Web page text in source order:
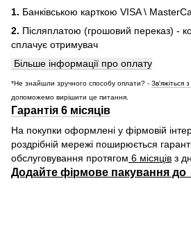
1. Банківською карткою VISA \
2. Післяплатою (грошовий переказ) -
сплачує отримувач
Більше інформації про оплату
*Не знайшли зручного способу оплати? - Зв'яжіться
допоможемо вирішити це питання.
Гарантія 6 місяців
На покупки оформлені у фірмовій
роздрібній мережі поширюється
обслуговування протягом 6 місяців з
Додайте фірмове пакування